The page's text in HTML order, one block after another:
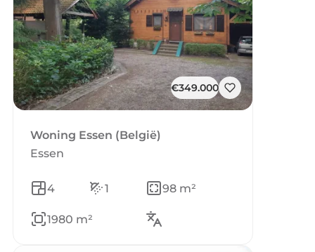
€349.000
Woning Essen (België)
Essen
4 1 98 m²
1980 m²